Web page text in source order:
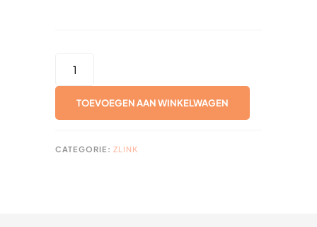
VS
TOEVOEGEN AAN WINKELWAGEN
CATEGORIE:ZLINK